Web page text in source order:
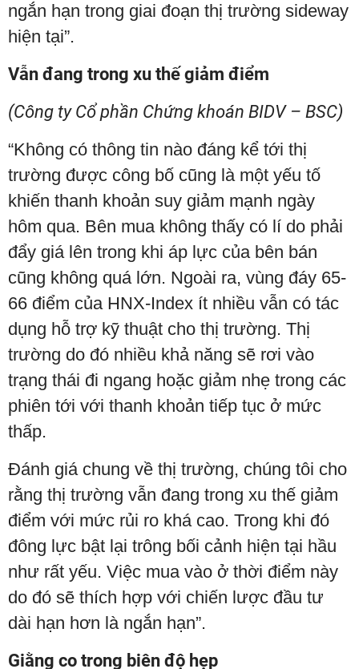
ngắn hạn trong giai đoạn thị trường sideway
hiện tại”.
Vẫn đang trong xu thế giảm điểm
(Công ty Cổ phần Chứng khoán BIDV – BSC)
“Không có thông tin nào đáng kể tới thị
trường được công bố cũng là một yếu tố
khiến thanh khoản suy giảm mạnh ngày
hôm qua. Bên mua không thấy có lí do phải
đẩy giá lên trong khi áp lực của bên bán
cũng không quá lớn. Ngoài ra, vùng đáy 65-
66 điểm của HNX-Index ít nhiều vẫn có tác
dụng hỗ trợ kỹ thuật cho thị trường. Thị
trường do đó nhiều khả năng sẽ rơi vào
trạng thái đi ngang hoặc giảm nhẹ trong các
phiên tới với thanh khoản tiếp tục ở mức
thấp.
Đánh giá chung về thị trường, chúng tôi cho
rằng thị trường vẫn đang trong xu thế giảm
điểm với mức rủi ro khá cao. Trong khi đó
đông lực bật lại trông bối cảnh hiện tại hầu
như rất yếu. Việc mua vào ở thời điểm này
do đó sẽ thích hợp với chiến lược đầu tư
dài hạn hơn là ngắn hạn”.
Giằng co trong biên độ hẹp